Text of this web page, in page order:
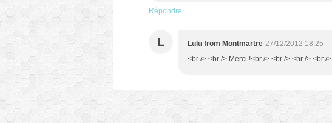
Répondre
L Lulu from Montmartre 27/12/2012 18:25
<br /> <br /> Merci !<br /> <br /> <br /> <br />